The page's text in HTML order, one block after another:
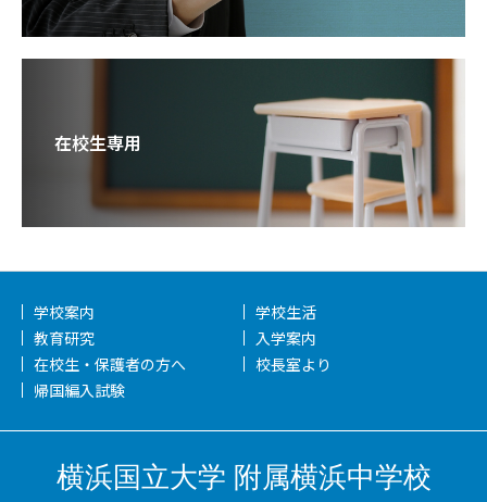
在校生専用
学校案内
学校生活
教育研究
入学案内
在校生・保護者の方へ
校長室より
帰国編入試験
横浜国立大学 附属横浜中学校